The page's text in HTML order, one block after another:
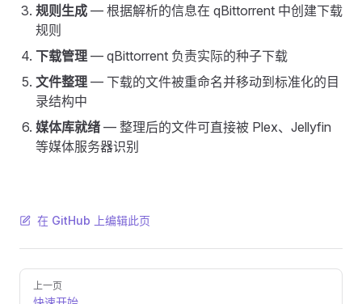
规则生成 — 根据解析的信息在 qBittorrent 中创建下载
规则
下载管理 — qBittorrent 负责实际的种子下载
文件整理 — 下载的文件被重命名并移动到标准化的目
录结构中
媒体库就绪 — 整理后的文件可直接被 Plex、Jellyfin
等媒体服务器识别
在 GitHub 上编辑此页
Pager
上一页